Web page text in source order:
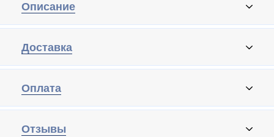
Описание
Доставка
Оплата
Отзывы